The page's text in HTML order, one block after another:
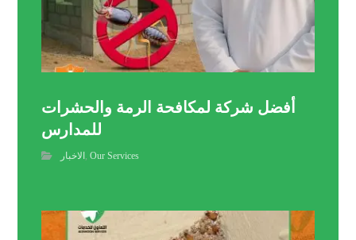
أفضل شركة لمكافحة الرمة والحشرات
للمدارس
الاخبار ,Our Services